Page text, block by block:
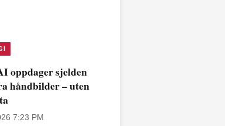
oppdager sjelden
håndbilder – uten
7:23 PM